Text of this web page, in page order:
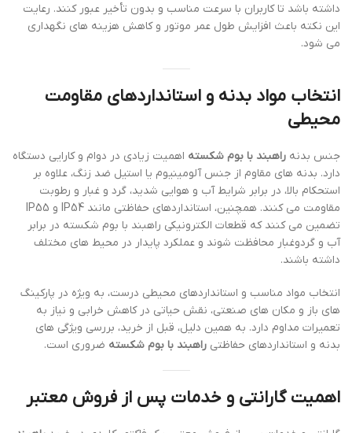
داشته باشد تا کاربران با سرعت مناسب و بدون تأخیر عبور کنند. رعایت
این نکته باعث افزایش طول عمر موتور و کاهش هزینه های نگهداری
می شود.
انتخاب مواد بدنه و استانداردهای مقاومت
محیطی
جنس بدنه راهبند با بوم شکسته اهمیت زیادی در دوام و کارایی دستگاه
دارد. بدنه های مقاوم از جنس آلومینیوم یا استیل ضد زنگ، علاوه بر
استحکام بالا، در برابر شرایط آب و هوایی شدید، گرد و غبار و رطوبت
مقاومت می کنند. همچنین، استانداردهای حفاظتی مانند IP54 و IP55
تضمین می کنند که قطعات الکترونیکی راهبند با بوم شکسته در برابر
آب و گردوغبار محافظت شوند و عملکرد پایدار در محیط های مختلف
داشته باشند.
انتخاب مواد مناسب و استانداردهای محیطی درست، به ویژه در پارکینگ
های باز و مکان های صنعتی، نقش حیاتی در کاهش خرابی و نیاز به
تعمیرات مداوم دارد. به همین دلیل، قبل از خرید، بررسی ویژگی های
بدنه و استانداردهای حفاظتی راهبند با بوم شکسته ضروری است.
اهمیت گارانتی و خدمات پس از فروش معتبر